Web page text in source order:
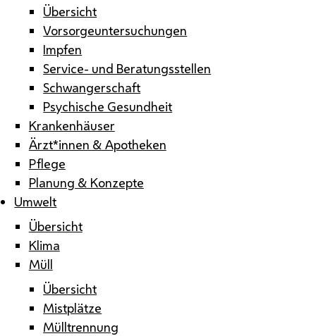
Übersicht
Vorsorgeuntersuchungen
Impfen
Service- und Beratungsstellen
Schwangerschaft
Psychische Gesundheit
Krankenhäuser
Ärzt*innen & Apotheken
Pflege
Planung & Konzepte
Umwelt
Übersicht
Klima
Müll
Übersicht
Mistplätze
Mülltrennung